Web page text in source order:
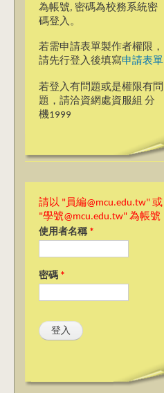
為帳號, 密碼為校務系統密
碼登入。
若需申請表單製作者權限，
請先行登入後填寫申請表單
若登入有問題或是權限有問
題，請洽資網處資服組 分
機1999
請以 "員編@mcu.edu.tw" 或
"學號@mcu.edu.tw" 為帳號
使用者名稱 *
密碼 *